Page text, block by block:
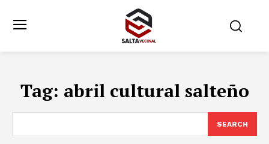
Tag: abril cultural salteño
SEARCH